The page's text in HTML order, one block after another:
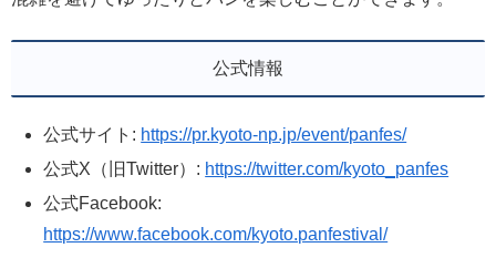
公式情報
公式サイト: https://pr.kyoto-np.jp/event/panfes/
公式X（旧Twitter）: https://twitter.com/kyoto_panfes
公式Facebook:
https://www.facebook.com/kyoto.panfestival/